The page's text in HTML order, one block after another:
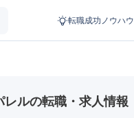
転職成功ノウハウ
ルの転職・求人情報